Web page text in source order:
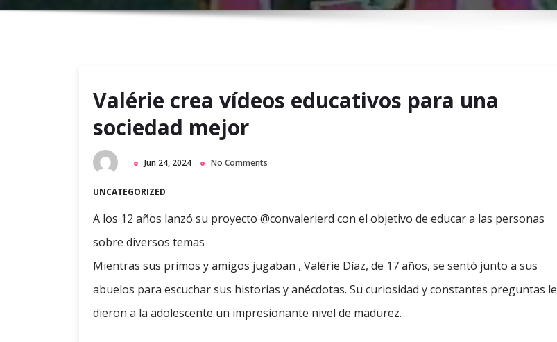
r
n
u
Valérie crea vídeos educativos para una
sociedad mejor
Jun 24, 2024 No Comments
UNCATEGORIZED
A los 12 años lanzó su proyecto @convalerierd con el objetivo de educar a las personas
sobre diversos temas
Mientras sus primos y amigos jugaban , Valérie Díaz, de 17 años, se sentó junto a sus
abuelos para escuchar sus historias y anécdotas. Su curiosidad y constantes preguntas le
dieron a la adolescente un impresionante nivel de madurez.